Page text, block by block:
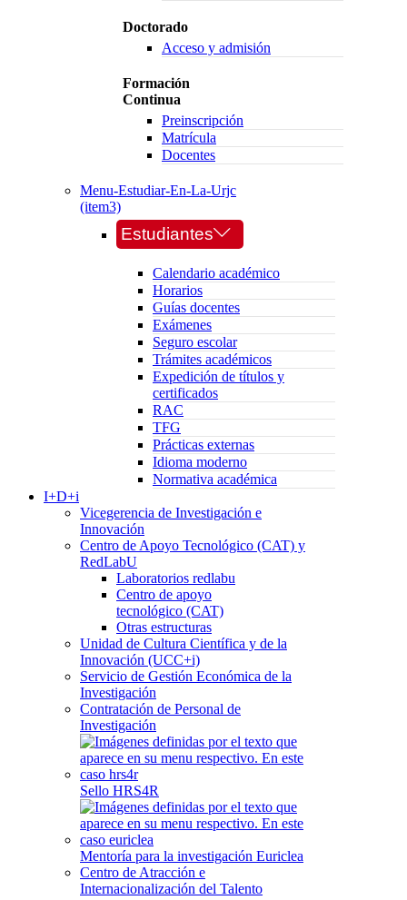
Doctorado
Acceso y admisión
Formación
Continua
Preinscripción
Matrícula
Docentes
Menu-Estudiar-En-La-Urjc
(item3)
Estudiantes
Calendario académico
Horarios
Guías docentes
Exámenes
Seguro escolar
Trámites académicos
Expedición de títulos y
certificados
RAC
TFG
Prácticas externas
Idioma moderno
Normativa académica
I+D+i
Vicegerencia de Investigación e
Innovación
Centro de Apoyo Tecnológico (CAT) y
RedLabU
Laboratorios redlabu
Centro de apoyo
tecnológico (CAT)
Otras estructuras
Unidad de Cultura Científica y de la
Innovación (UCC+i)
Servicio de Gestión Económica de la
Investigación
Contratación de Personal de
Investigación
Sello HRS4R
Mentoría para la investigación Euriclea
Centro de Atracción e
Internacionalización del Talento